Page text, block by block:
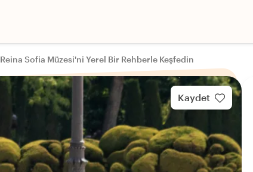
Reina Sofia Müzesi'ni Yerel Bir Rehberle Keşfedin
Kaydet